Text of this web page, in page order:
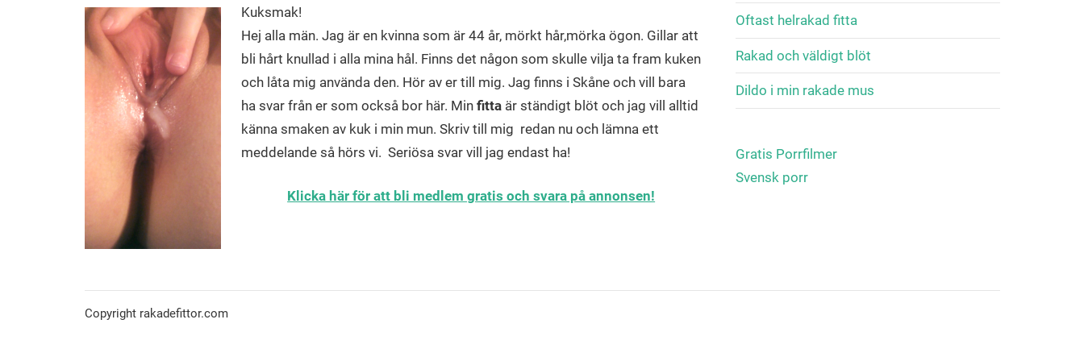
Kuksmak!
Hej alla män. Jag är en kvinna som är 44 år, mörkt hår,mörka ögon. Gillar att
bli hårt knullad i alla mina hål. Finns det någon som skulle vilja ta fram kuken
och låta mig använda den. Hör av er till mig. Jag finns i Skåne och vill bara
ha svar från er som också bor här. Min fitta är ständigt blöt och jag vill alltid
känna smaken av kuk i min mun. Skriv till mig redan nu och lämna ett
meddelande så hörs vi. Seriösa svar vill jag endast ha!
Klicka här för att bli medlem gratis och svara på annonsen!
Oftast helrakad fitta
Rakad och väldigt blöt
Dildo i min rakade mus
Gratis Porrfilmer
Svensk porr
Copyright rakadefittor.com